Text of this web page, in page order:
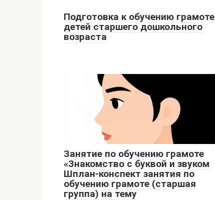
Подготовка к обучению грамоте
детей старшего дошкольного
возраста
Занятие по обучению грамоте
«Знакомство с буквой и звуком
Шплан-конспект занятия по
обучению грамоте (старшая
группа) на тему